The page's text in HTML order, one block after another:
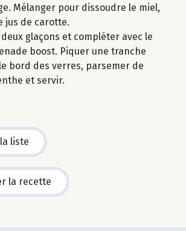
Mélanger pour dissoudre le miel,
jus de carotte.
glaçons et compléter avec le
boost. Piquer une tranche
bord des verres, parsemer de
et servir.
liste
la recette